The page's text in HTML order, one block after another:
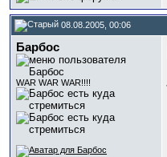
08.08.2005, 00:06
Барбос
WAR WAR WAR!!!!